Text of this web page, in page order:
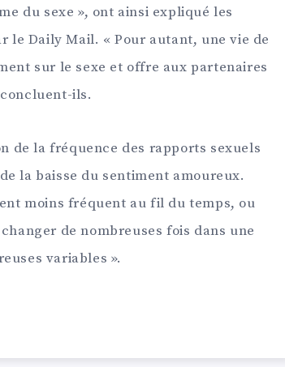
du sexe », ont ainsi expliqué les
le Daily Mail. « Pour autant, une vie de
sur le sexe et offre aux partenaires
ils.
de la fréquence des rapports sexuels
la baisse du sentiment amoureux.
moins fréquent au fil du temps, ou
de nombreuses fois dans une
variables ».